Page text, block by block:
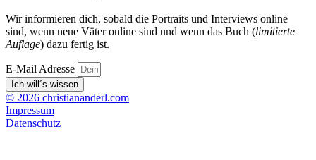
Wir informieren dich, sobald die Portraits und Interviews online
sind, wenn neue Väter online sind und wenn das Buch (limitierte
Auflage) dazu fertig ist.
E-Mail Adresse
Ich will´s wissen
© 2026 christiananderl.com
Impressum
Datenschutz